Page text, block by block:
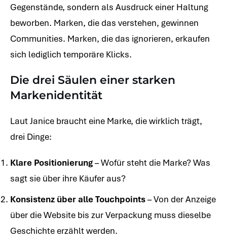
Gegenstände, sondern als Ausdruck einer Haltung
beworben. Marken, die das verstehen, gewinnen
Communities. Marken, die das ignorieren, erkaufen
sich lediglich temporäre Klicks.
Die drei Säulen einer starken
Markenidentität
Laut Janice braucht eine Marke, die wirklich trägt,
drei Dinge:
Klare Positionierung– Wofür steht die Marke? Was
sagt sie über ihre Käufer aus?
Konsistenz über alle Touchpoints– Von der Anzeige
über die Website bis zur Verpackung muss dieselbe
Geschichte erzählt werden.